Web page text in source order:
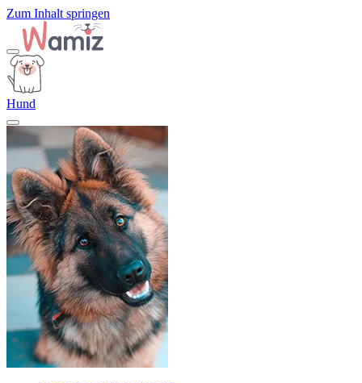
Zum Inhalt springen
Hund